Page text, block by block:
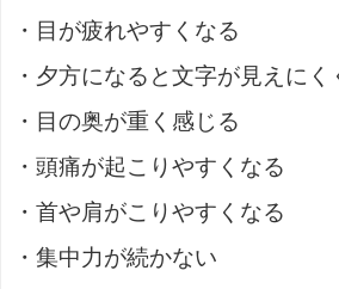
・目が疲れやすくなる
・夕方になると文字が見えにく
・目の奥が重く感じる
・頭痛が起こりやすくなる
・首や肩がこりやすくなる
・集中力が続かない